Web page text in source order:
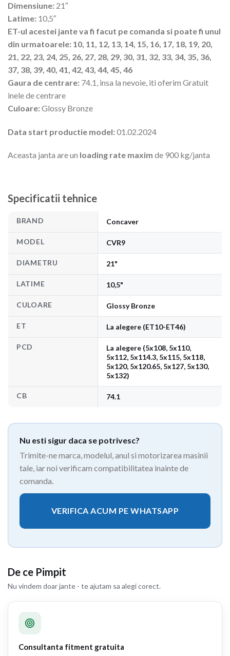
Dimensiune: 21″
Latime: 10,5″
ET-ul acestei jante va fi facut pe comanda si poate fi unul
din urmatoarele: 10, 11, 12, 13, 14, 15, 16, 17, 18, 19, 20,
21, 22, 23, 24, 25, 26, 27, 28, 29, 30, 31, 32, 33, 34, 35, 36,
37, 38, 39, 40, 41, 42, 43, 44, 45, 46
Gaura de centrare: 74.1, insa la nevoie, iti oferim Gratuit
inele de centrare
Culoare:Glossy Bronze
Data start productie model:01.02.2024
Aceasta janta are un loading rate maxim de 900 kg/janta
Specificatii tehnice
BRAND Concaver
MODEL CVR9
DIAMETRU 21"
LATIME 10,5"
CULOARE Glossy Bronze
ET La alegere (ET10-ET46)
PCD
La alegere (5x108, 5x110,
5x112, 5x114.3, 5x115, 5x118,
5x120, 5x120.65, 5x127, 5x130,
5x132)
CB 74.1
Nu esti sigur daca se potrivesc?
Trimite-ne marca, modelul, anul si motorizarea masinii
tale, iar noi verificam compatibilitatea inainte de
comanda.
VERIFICA ACUM PE WHATSAPP
De ce Pimpit
Nu vindem doar jante - te ajutam sa alegi corect.
Consultanta fitment gratuita